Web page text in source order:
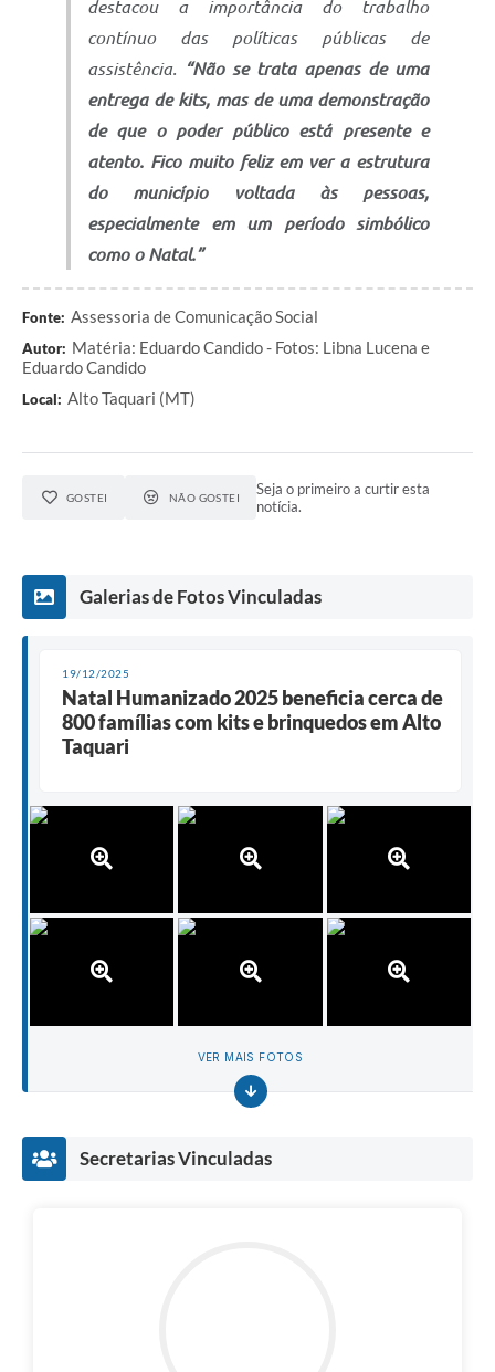
destacou a importância do trabalho
contínuo das políticas públicas de
assistência.
“Não se trata apenas de uma
entrega de kits, mas de uma demonstração
de que o poder público está presente e
atento. Fico muito feliz em ver a estrutura
do município voltada às pessoas,
especialmente em um período simbólico
como o Natal.”
Fonte: Assessoria de Comunicação Social
Autor: Matéria: Eduardo Candido - Fotos: Libna Lucena e
Eduardo Candido
Local: Alto Taquari (MT)
GOSTEI NÃO GOSTEI
Seja o primeiro a curtir esta
notícia.
Galerias de Fotos Vinculadas
19/12/2025
Natal Humanizado 2025 beneficia cerca de
800 famílias com kits e brinquedos em Alto
Taquari
VER MAIS FOTOS
Secretarias Vinculadas